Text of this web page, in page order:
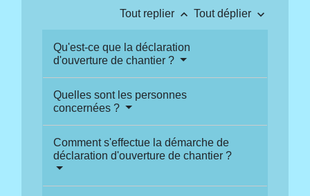
Tout replier keyboard_arrow_up Tout déplier keyboard_arrow_down
Qu'est-ce que la déclaration
d'ouverture de chantier ?
Quelles sont les personnes
concernées ?
Comment s'effectue la démarche de
déclaration d'ouverture de chantier ?